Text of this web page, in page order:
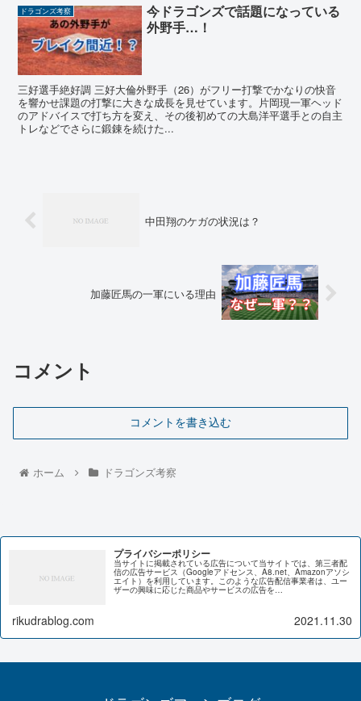
ドラゴンズ考察
今ドラゴンズで話題になっている
外野手…！
三好選手絶好調 三好大倫外野手（26）がフリー打撃でかなりの快音
を響かせ課題の打撃に大きな成長を見せています。片岡現一軍ヘッド
のアドバイスで打ち方を変え、その後初めての大島洋平選手との自主
トレなどでさらに鍛錬を続けた...
中田翔のケガの状況は？
加藤匠馬の一軍にいる理由
コメント
コメントを書き込む
ホーム ドラゴンズ考察
プライバシーポリシー
当サイトに掲載されている広告について当サイトでは、第三者配
信の広告サービス（Googleアドセンス、A8.net、Amazonアソシ
エイト）を利用しています。このような広告配信事業者は、ユー
ザーの興味に応じた商品やサービスの広告を…
rikudrablog.com 2021.11.30